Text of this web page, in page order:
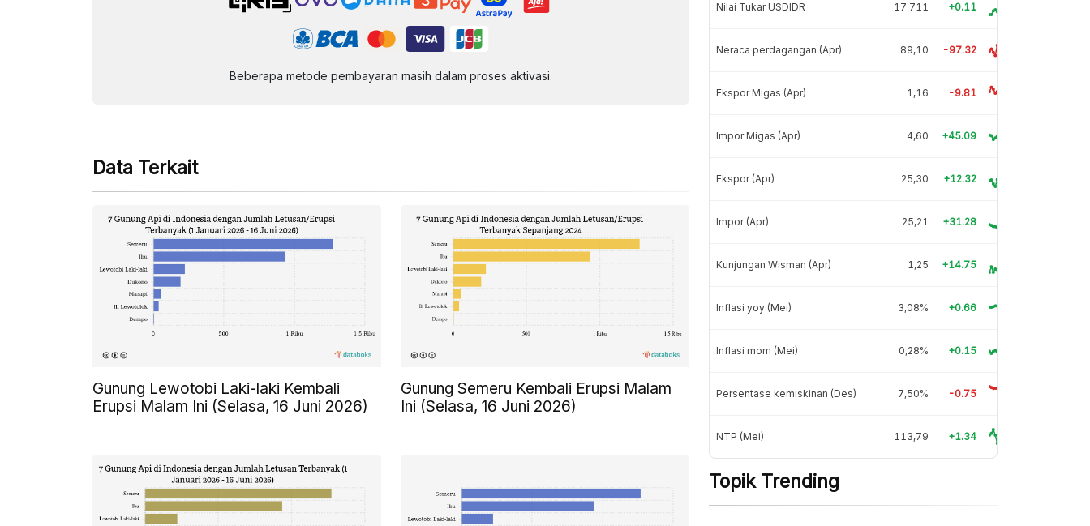
Beberapa metode pembayaran masih dalam proses aktivasi.
Data Terkait
Gunung Lewotobi Laki-laki Kembali
Erupsi Malam Ini (Selasa, 16 Juni 2026)
Gunung Semeru Kembali Erupsi Malam
Ini (Selasa, 16 Juni 2026)
Nilai Tukar USDIDR 17.711 +0.11
Neraca perdagangan (Apr) 89,10 -97.32
Ekspor Migas (Apr) 1,16 -9.81
Impor Migas (Apr) 4,60 +45.09
Ekspor (Apr) 25,30 +12.32
Impor (Apr) 25,21 +31.28
Kunjungan Wisman (Apr) 1,25 +14.75
Inflasi yoy (Mei) 3,08% +0.66
Inflasi mom (Mei) 0,28% +0.15
Persentase kemiskinan (Des) 7,50% -0.75
NTP (Mei) 113,79 +1.34
Topik Trending